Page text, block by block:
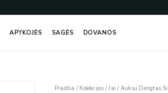
APYKOJĖS SAGĖS DOVANOS
Pradžia / Kolekcijos / Jai /Auksu Dengtas
OriginalCurrent